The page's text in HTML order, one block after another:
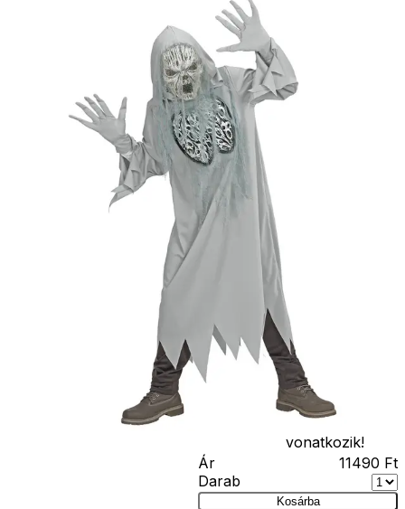
Egyéb
kedves
vásárlóinkat,
a jelmezek nem
vasvilla, stb.
Amennyiben a
képen több
termék szerepel,
az ár minden
esetben egy
termékre
vonatkozik!
Ár
11490 Ft
Darab
Kosárba